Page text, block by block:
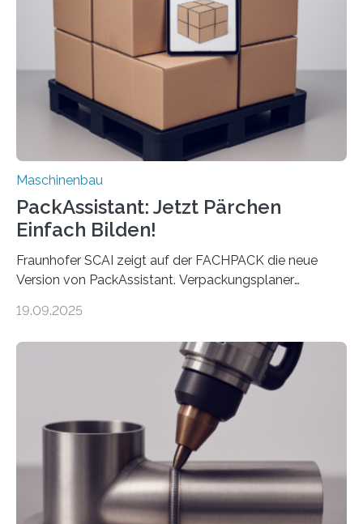
Maschine faltet in Druckereien Broschüren, Prospekte,
Landkarten und vieles mehr – mehrere Zehntausend
Exemplare pro Stunde. Je nach Maschinentyp und
Auftrag kann das Umrüsten…
Maschinenbau
PackAssistant: Jetzt Pärchen
Einfach Bilden!
Fraunhofer SCAI zeigt auf der FACHPACK die neue
Version von PackAssistant. Verpackungsplaner
Automobil, Maschinenbau und in der Zulieferindustrie.
Teile als eine Einheit verpacken. Die Anordnung kann
der Benutzer vorgeben und erhält so mehr Kontrolle
über die Positionierung der Bauteile. Die ebenfalls neue
Automatisierungsschnittstelle dient dazu, die Software
besser in spezifische Unternehmensprozesse
einzubinden. Sankt Augustin – Zur Messe FACHPACK
vom 23. bis 25. September in Nürnberg…
19.09.2025